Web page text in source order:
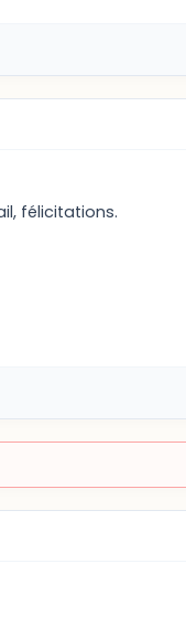
félicitations.